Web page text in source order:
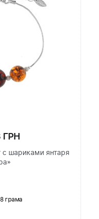
ГРН
шариками янтаря
грама